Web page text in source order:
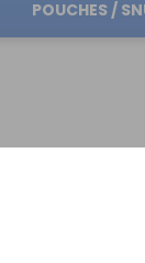
Envío
POUCHES /